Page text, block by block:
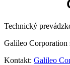
Technický
Galileo Corporation
Kontakt: Galileo